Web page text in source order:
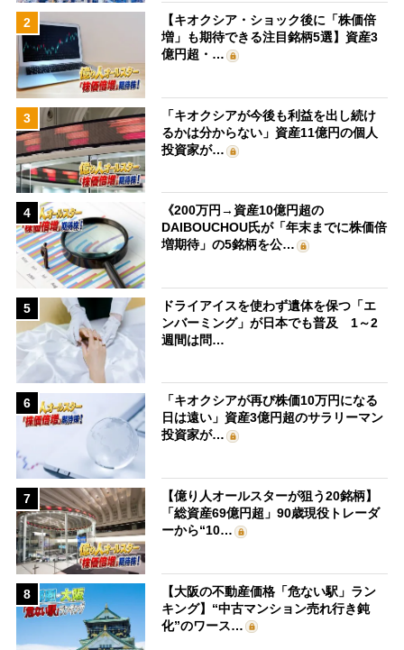
2
【キオクシア・ショック後に「株価倍
増」も期待できる注目銘柄5選】資産3
億円超・…
3
「キオクシアが今後も利益を出し続け
るかは分からない」資産11億円の個人
投資家が…
4
《200万円→資産10億円超の
DAIBOUCHOU氏が「年末までに株価倍
増期待」の5銘柄を公…
5
ドライアイスを使わず遺体を保つ「エ
ンバーミング」が日本でも普及 1～2
週間は問…
6
「キオクシアが再び株価10万円になる
日は遠い」資産3億円超のサラリーマン
投資家が…
7
【億り人オールスターが狙う20銘柄】
「総資産69億円超」90歳現役トレーダ
ーから“10…
8
【大阪の不動産価格「危ない駅」ラン
キング】“中古マンション売れ行き鈍
化”のワース…